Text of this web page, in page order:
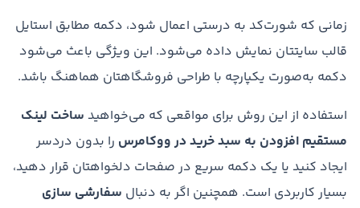
زمانی که شورت‌کد به درستی اعمال شود، دکمه مطابق استایل
قالب سایتتان نمایش داده می‌شود. این ویژگی باعث می‌شود
دکمه به‌صورت یکپارچه با طراحی فروشگاهتان هماهنگ باشد.
استفاده از این روش برای مواقعی که می‌خواهید ساخت لینک
مستقیم افزودن به سبد خرید در ووکامرس را بدون دردسر
ایجاد کنید یا یک دکمه سریع در صفحات دلخواهتان قرار دهید،
بسیار کاربردی است. همچنین اگر به دنبال سفارشی سازی